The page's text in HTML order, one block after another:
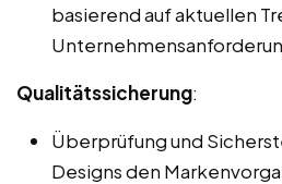
basierend auf aktuellen
Qualitätssicherung:
Überprüfung und
Designs den